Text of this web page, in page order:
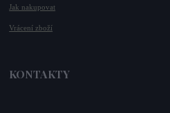
Jak nakupovat
Vrácení zboží
KONTAKTY